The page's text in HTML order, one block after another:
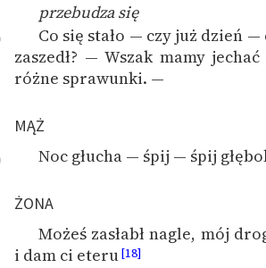
przebudza się
Co się stało — czy już dzień —
zaszedł? — Wszak mamy
różne sprawunki. —
MĄŻ
Noc głucha — śpij — śpij
ŻONA
Możeś zasłabł nagle, mój
i dam ci eteru[18]